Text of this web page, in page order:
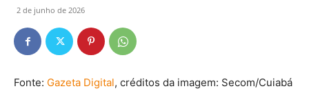
2 de junho de 2026
Fonte: Gazeta Digital, créditos da imagem: Secom/Cuiabá